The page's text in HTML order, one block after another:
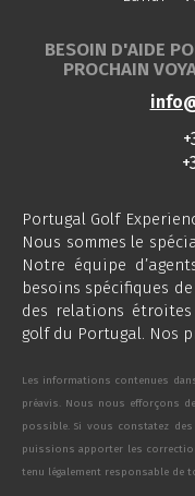
BESOIN D'AIDE
PROCHAIN
Portugal Golf
Nous sommes le
Notre équipe
besoins spécifiques
des relations
golf du Portugal. Nos
Les informations contenues
préavis. Nous nous efforçons
possible. Si vous constatez
puissions apporter les
tenu légalement responsable de